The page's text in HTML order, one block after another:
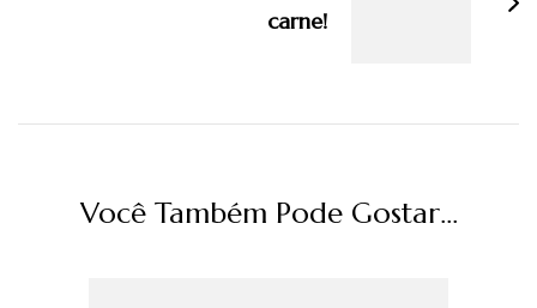
carne!
Você Também Pode Gostar...